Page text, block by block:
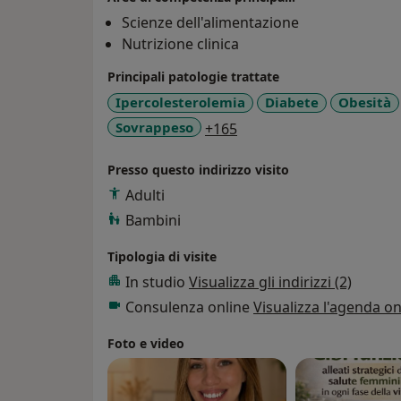
con il loro corpo, offrendo supporto non
di accogliere con empatia chi vive questa
I miei percorsi sono efficaci e mirati alla
diete drastiche, restrittive e deleterie per la
che continuano nonostante la mia
Benessere, equilibrio e ascolto sono al
Scienze dell'alimentazione
Nutrizione clinica
Principali patologie trattate
Ipercolesterolemia Diabete Obesità
Sovrappeso
+165
Presso questo indirizzo visito
Adulti
Bambini
Tipologia di visite
In studio Visualizza gli indirizzi (2)
Consulenza online Visualizza l'agenda
Foto e video